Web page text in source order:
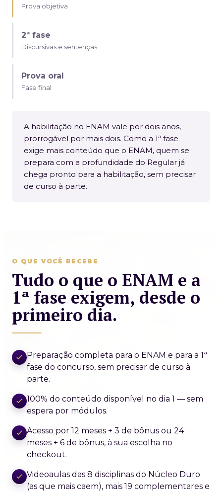
Prova objetiva
2ª fase
Discursivas e sentenças
Prova oral
Fase final
A habilitação no ENAM vale por dois anos,
prorrogável por mais dois. Como a 1ª fase
exige mais conteúdo que o ENAM, quem se
prepara com a profundidade do Regular já
chega pronto para a habilitação, sem precisar
de curso à parte.
O QUE VOCÊ RECEBE
Tudo o que o ENAM e a
1ª fase exigem, desde o
primeiro dia.
Preparação completa para o ENAM e para a 1ª
fase do concurso, sem precisar de curso à
parte.
100% do conteúdo disponível no dia 1 — sem
espera por módulos.
Acesso por 12 meses + 3 de bônus ou 24
meses + 6 de bônus, à sua escolha no
checkout.
Videoaulas das 8 disciplinas do Núcleo Duro
(as que mais caem), mais 19 complementares e